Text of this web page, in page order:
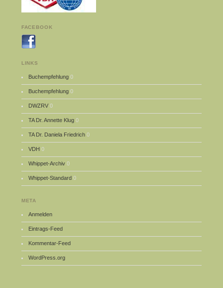
FACEBOOK
LINKS
Buchempfehlung 0
Buchempfehlung 0
DWZRV 0
TA Dr. Annette Klug 0
TA Dr. Daniela Friedrich 0
VDH 0
Whippet-Archiv 0
Whippet-Standard 0
META
Anmelden
Eintrags-Feed
Kommentar-Feed
WordPress.org